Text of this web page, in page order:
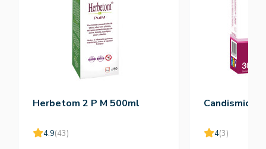
Herbetom 2 P M 500ml
4.9(43)
Candismic
4(3)